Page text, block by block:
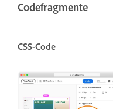
Codefragmente
CSS-Code